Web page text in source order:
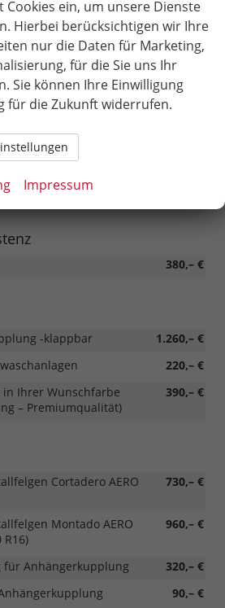
Innenrückspiegel mit
elektrische Fensterheber
WIH nur für Selection) - Preis
dem WIL-Paket
variabel
380,– €
1.260,– €
-klappbar
220,– €
390,– €
Ihrer Wunschfarbe
– Premiumqualität)
730,– €
Cortadero AERO
960,– €
Montado AERO
R16)
320,– €
für Anhängerkupplung
90,– €
Cookies ein, um unsere Dienste
Hierbei berücksichtigen wir Ihre
nur die Daten für Marketing,
für die Sie uns Ihr
Sie können Ihre Einwilligung
für die Zukunft widerrufen.
Impressum